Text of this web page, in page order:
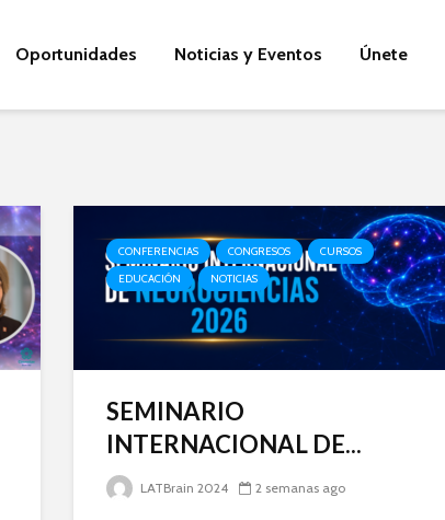
Oportunidades Noticias y Eventos Únete
CONFERENCIAS CONGRESOS
CURSOS
EDUCACIÓN
NOTICIAS
SEMINARIO
INTERNACIONAL DE...
LATBrain 2024 2 semanas ago